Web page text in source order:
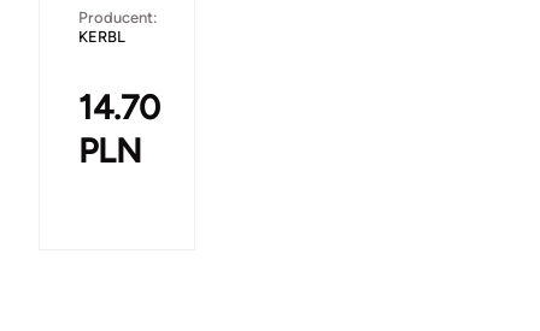
Producent:
KERBL
14.70
PLN